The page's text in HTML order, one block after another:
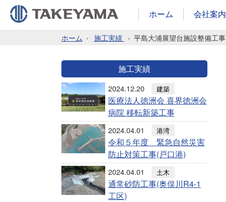
ホーム 会社案内
ホーム 施工実績 平島大浦展望台施設整備工事
施工実績
2024.12.20 建築
医療法人徳洲会 喜界徳洲会
病院 移転新築工事
2024.04.01 港湾
令和５年度 緊急自然災害
防止対策工事(戸口港)
2024.04.01 土木
通常砂防工事(奥俣川R4-1
工区)